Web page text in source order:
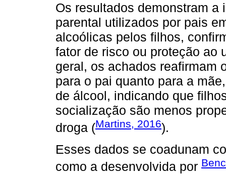
Os resultados demonstram
parental utilizados por pais
alcoólicas pelos filhos,
fator de risco ou proteção ao
geral, os achados reafirmam
para o pai quanto para a
de álcool, indicando que
socialização são menos
droga (Martins, 2016).
Esses dados se coadunam
como a desenvolvida por